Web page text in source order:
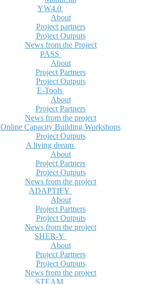
YW4.0
About
Project partners
Project Outputs
News from the Project
PASS
About
Project Partners
Project Outputs
E-Tools
About
Project Partners
News from the project
Online Capacity Building Workshops
Project Outputs
A living dream
About
Project Partners
Project Outputs
News from the project
ADAPTIFY
About
Project Partners
Project Outputs
News from the project
SHER-Y
About
Project Partners
Project Outputs
News from the project
STEAM